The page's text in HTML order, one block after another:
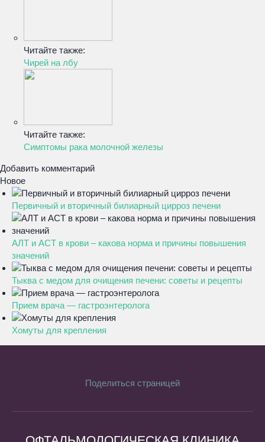
Читайте также:
Чирей на лбу
Читайте также:
Симптомы рака молочной железы
Добавить комментарий
Новое
Первичный и вторичный билиарный цирроз печени
АЛТ и АСТ в крови – какова норма и причины повышения
значений
Тыква с медом для очищения печени: советы и рецепты
Прием врача — гастроэнтеролога
Хомуты для крепления
Поделиться страницей